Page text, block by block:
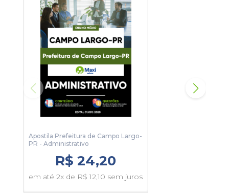
Apostila Prefeitura de Campo Largo-
PR - Administrativo
R$ 24,20
em até 2x de R$ 12,10 sem juros